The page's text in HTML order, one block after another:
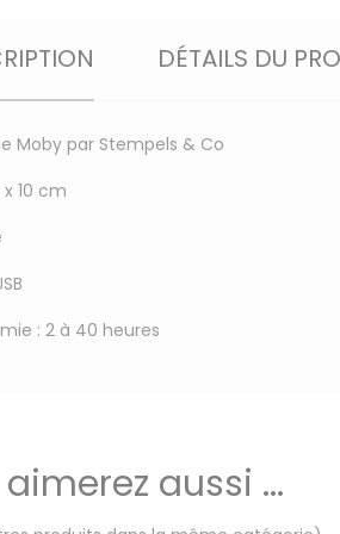
DÉTAILS DU
Moby par Stempels & Co
x 10 cm
: 2 à 40 heures
aussi ...